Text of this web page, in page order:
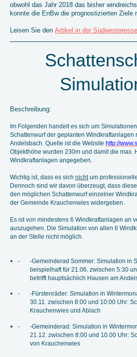
obwohl das Jahr 2018 das bisher
konnte die EnBw die prognostizierten Ziele
Leisen Sie den Artikel in der Südwestpresse
Beschreibung:
Im Folgenden handelt es sich um
Schattenwurf der geplanten Windkraftanlagen
Andelsbach. Quelle ist die Website http://
Objekthöhe wurden 230m und damit die max.
Windkraftanlagen angegeben.
Wichtig ist, dass es sich nichtum
Dennoch sind wir davon überzeugt, dass
den möglichen Schattenwurf einzelner
der Gemeinde Krauchenwies widergeben.
Es ist von mindestens 6 Windkraftanlagen an
auszugehen. Die Simulation von allen 6
an der Stelle nicht möglich.
- -Gemeinderad Sommer: Simulation in
beispielhaft für 21.06. zwischen 5:30
betrifft hauptsächlich Hausen am
- -Fürstenräder: Simulation in
30.11. zwischen 8:00 und 10:00 Uhr:
Krauchenwies und Ablach
- -Gemeinderad: Simulation in
21.12. zwischen 8:00 und 10.00 Uhr:
von Krauchenwies